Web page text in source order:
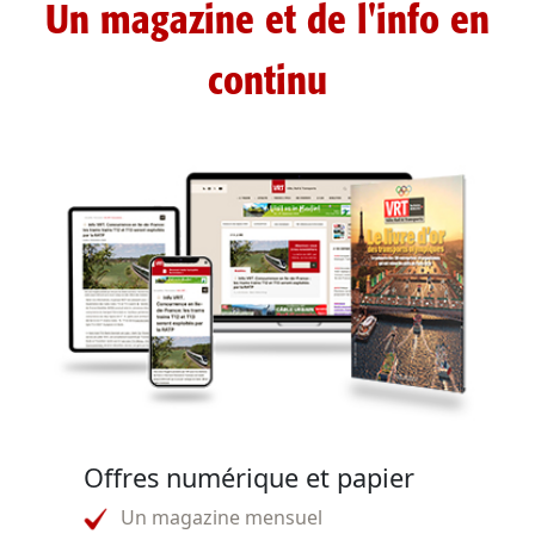
Un magazine et de l'info en
continu
Offres numérique et papier
Un magazine mensuel